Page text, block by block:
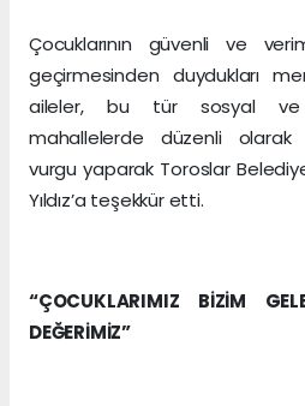
Çocuklarının güvenli ve
geçirmesinden duydukları
aileler, bu tür sosyal ve
mahallelerde düzenli olarak
vurgu yaparak Toroslar
Yıldız’a teşekkür etti.
“ÇOCUKLARIMIZ BİZİM
DEĞERİMİZ”